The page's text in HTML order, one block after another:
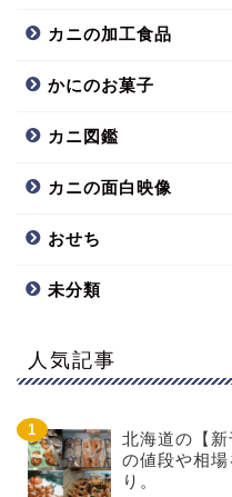
カニの加工食品
かにのお菓子
カニ図鑑
カニの面白映像
おせち
未分類
人気記事
北海道の【
の値段や相
り。